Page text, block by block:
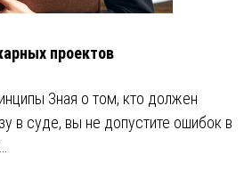
проектов
Зная о том, кто должен
в суде, вы не допустите ошибок в